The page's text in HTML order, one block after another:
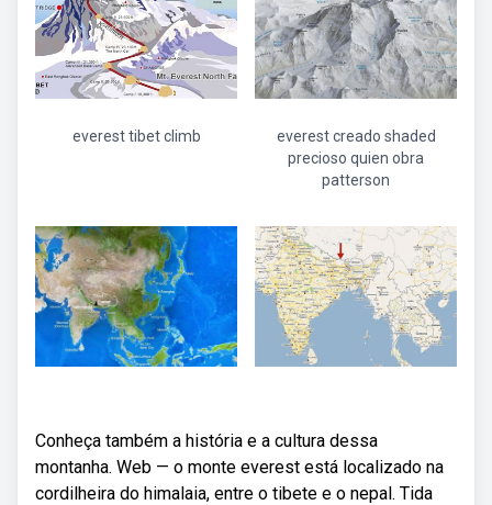
everest tibet climb
everest creado shaded
precioso quien obra
patterson
Conheça também a história e a cultura dessa
montanha. Web — o monte everest está localizado na
cordilheira do himalaia, entre o tibete e o nepal. Tida